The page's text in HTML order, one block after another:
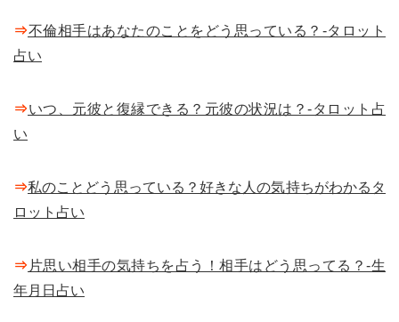
⇒不倫相手はあなたのことをどう思っている？-タロット
占い
⇒いつ、元彼と復縁できる？元彼の状況は？-タロット占
い
⇒私のことどう思っている？好きな人の気持ちがわかるタ
ロット占い
⇒ 片思い相手の気持ちを占う！相手はどう思ってる？-生
年月日占い